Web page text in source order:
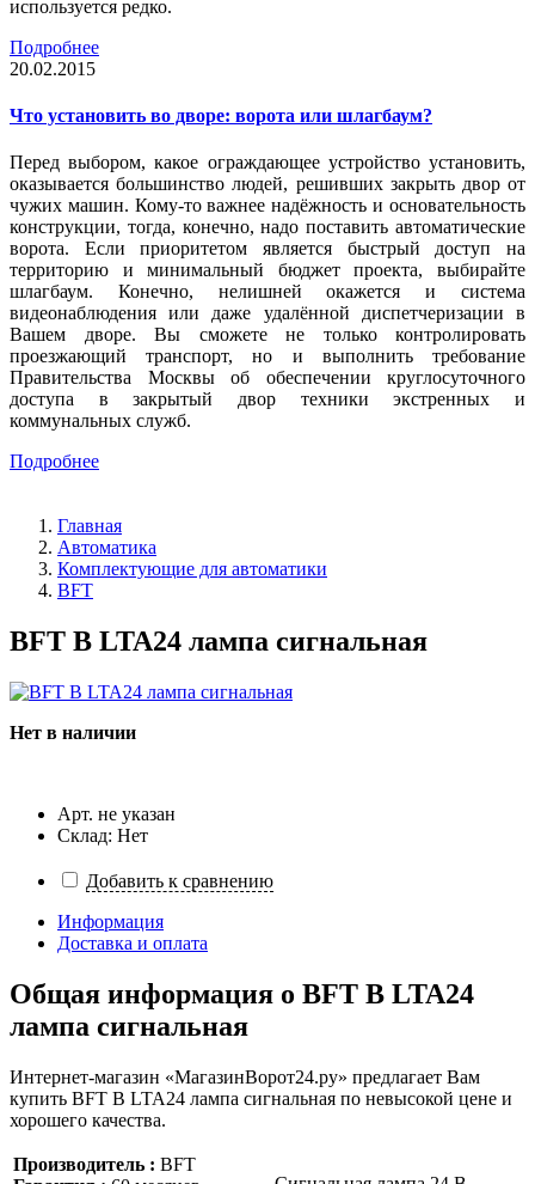
используется редко.
Подробнее
20.02.2015
Что установить во дворе: ворота или шлагбаум?
Перед выбором, какое ограждающее устройство установить,
оказывается большинство людей, решивших закрыть двор от
чужих машин. Кому-то важнее надёжность и основательность
конструкции, тогда, конечно, надо поставить автоматические
ворота. Если приоритетом является быстрый доступ на
территорию и минимальный бюджет проекта, выбирайте
шлагбаум. Конечно, нелишней окажется и система
видеонаблюдения или даже удалённой диспетчеризации в
Вашем дворе. Вы сможете не только контролировать
проезжающий транспорт, но и выполнить требование
Правительства Москвы об обеспечении круглосуточного
доступа в закрытый двор техники экстренных и
коммунальных служб.
Подробнее
Главная
Автоматика
Комплектующие для автоматики
BFT
BFT B LTA24 лампа сигнальная
Нет в наличии
Арт. не указан
Склад: Нет
Добавить к сравнению
Информация
Доставка и оплата
Общая информация о BFT B LTA24
лампа сигнальная
Интернет-магазин «МагазинВорот24.ру» предлагает Вам
купить BFT B LTA24 лампа сигнальная по невысокой цене и
хорошего качества.
Производитель : BFT